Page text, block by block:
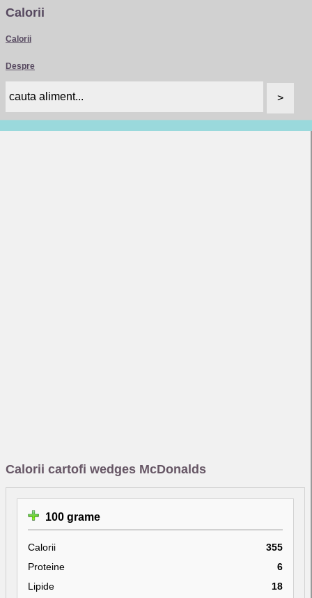
Calorii
Calorii
Despre
Calorii cartofi wedges McDonalds
100 grame
Calorii
355
Proteine
6
Lipide
18